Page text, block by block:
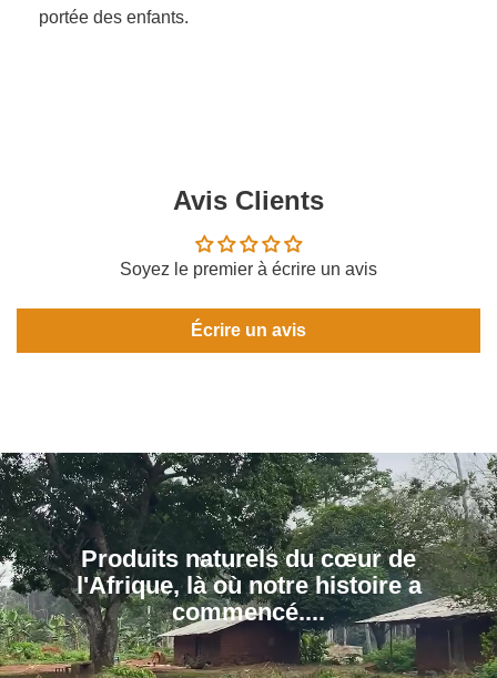
portée des enfants.
Avis Clients
Soyez le premier à écrire un avis
Écrire un avis
Produits naturels du cœur de
l'Afrique, là où notre histoire a